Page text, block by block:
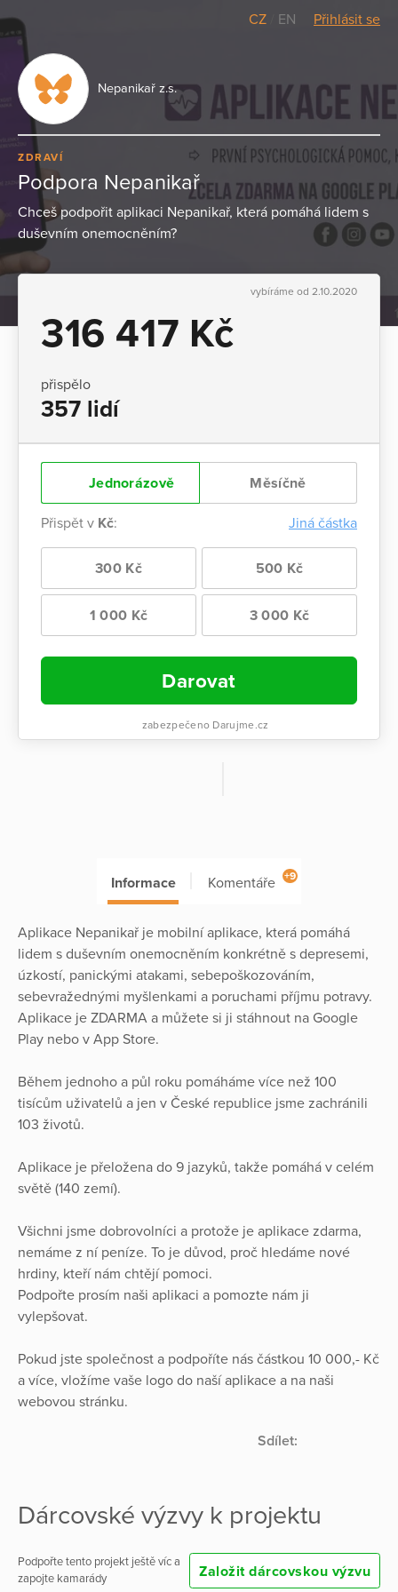
CZ EN Přihlásit se
Nepanikař z.s.
ZDRAVÍ
Podpora Nepanikař
Chceš podpořit aplikaci Nepanikař, která pomáhá lidem s
duševním onemocněním?
vybíráme od 2.10.2020
316 417 Kč
přispělo
357 lidí
Jednorázově Měsíčně
Přispět v Kč: Jiná částka
300 Kč 500 Kč
1 000 Kč 3 000 Kč
Darovat
zabezpečeno Darujme.cz
Informace Komentáře +9
Aplikace Nepanikař je mobilní aplikace, která pomáhá
lidem s duševním onemocněním konkrétně s depresemi,
úzkostí, panickými atakami, sebepoškozováním,
sebevražednými myšlenkami a poruchami příjmu potravy.
Aplikace je ZDARMA a můžete si ji stáhnout na Google
Play nebo v App Store.
Během jednoho a půl roku pomáháme více než 100
tisícům uživatelů a jen v České republice jsme zachránili
103 životů.
Aplikace je přeložena do 9 jazyků, takže pomáhá v celém
světě (140 zemí).
Všichni jsme dobrovolníci a protože je aplikace zdarma,
nemáme z ní peníze. To je důvod, proč hledáme nové
hrdiny, kteří nám chtějí pomoci.
Podpořte prosím naši aplikaci a pomozte nám ji
vylepšovat.
Pokud jste společnost a podpoříte nás částkou 10 000,- Kč
a více, vložíme vaše logo do naší aplikace a na naši
webovou stránku.
Sdílet:
Dárcovské výzvy k projektu
Podpořte tento projekt ještě víc a
zapojte kamarády
Založit dárcovskou výzvu